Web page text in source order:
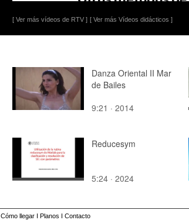
[ Ver más vídeos de RTV ] [ Ver más Vídeos didácticos ]
Danza Oriental II Mar
de Bailes
9:21 · 2014
Reducesym
5:24 · 2024
Cómo llegar I Planos I Contacto